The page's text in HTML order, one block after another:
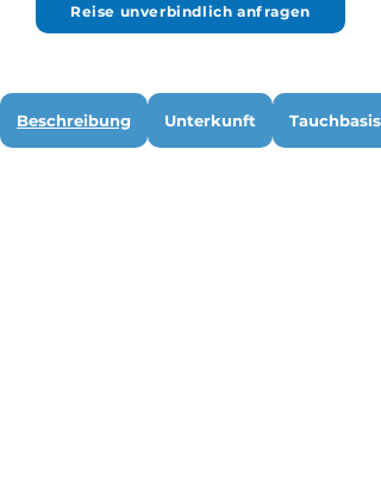
Reise unverbindlich anfragen
Beschreibung Unterkunft Tauchbasis